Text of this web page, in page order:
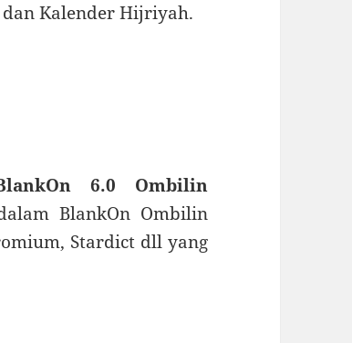
Kalender Hijriyah.
6.0 Ombilin
BlankOn Ombilin
Stardict dll yang